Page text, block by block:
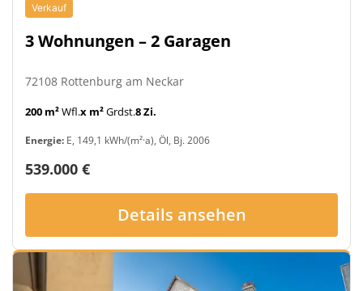
Verkauf
3 Wohnungen – 2 Garagen
72108 Rottenburg am Neckar
200 m²Wfl.x m²Grdst.8 Zi.
Energie: E, 149,1 kWh/(m²·a), Öl, Bj. 2006
539.000 €
Details ansehen